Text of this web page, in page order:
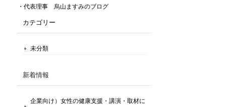
・代表理事 烏山ますみのブログ
カテゴリー
未分類
新着情報
企業向け）女性の健康支援・講演・取材に